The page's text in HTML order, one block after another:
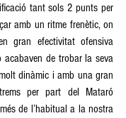
tant sols 2 punts per
amb un ritme frenètic, on
gran efectivitat ofensiva
acabaven de trobar la seva
dinàmic i amb una gran
per part del Mataró
de l’habitual a la nostra